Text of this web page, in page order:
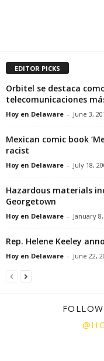
EDITOR PICKS
Orbitel se destaca
telecomunicaciones
Hoy en Delaware - June 3,
Mexican comic book
racist
Hoy en Delaware - July 18,
Hazardous materials
Georgetown
Hoy en Delaware - January
Rep. Helene Keeley
Hoy en Delaware - June 22,